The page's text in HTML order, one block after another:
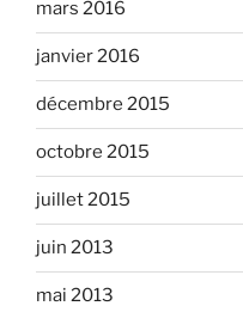
mars 2016
janvier 2016
décembre 2015
octobre 2015
juillet 2015
juin 2013
mai 2013